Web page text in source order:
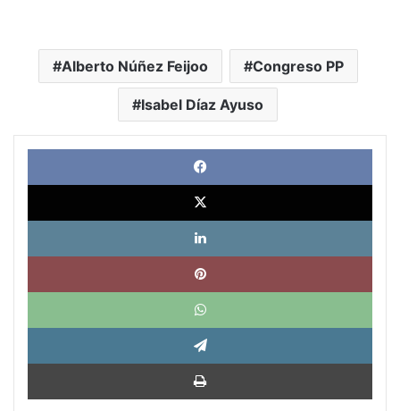
Alberto Núñez Feijoo Congreso PP
Isabel Díaz Ayuso
X